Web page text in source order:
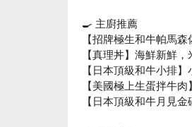
🍳 主廚推薦
【招牌極生和牛帕馬
【真理丼】海鮮新鮮
【日本頂級和牛小排
【美國極上生蛋拌牛
【日本頂級和牛月見